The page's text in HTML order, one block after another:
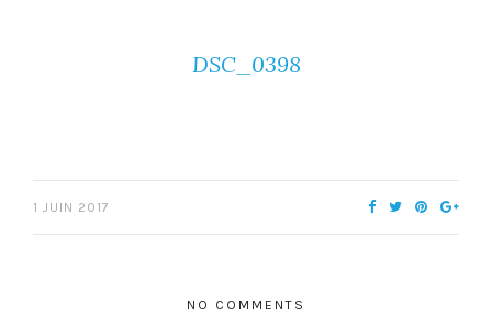
DSC_0398
1 JUIN 2017
NO COMMENTS